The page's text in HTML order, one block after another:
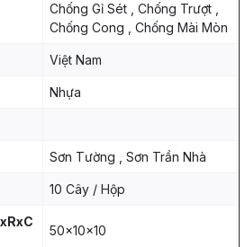
Chống Gỉ Sét , Chống Trượt ,
Chống Cong , Chống Mài Mòn
Việt Nam
Nhựa
Sơn Tường , Sơn Trần Nhà
10 Cây / Hộp
50x10x10